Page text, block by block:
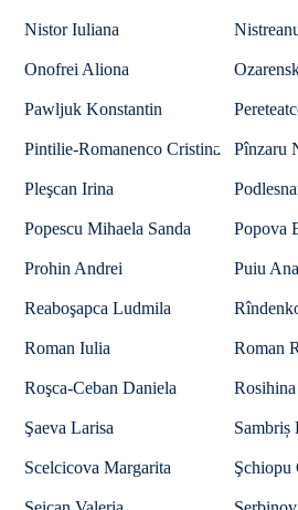
Nistor Iuliana
Onofrei Aliona
Pawljuk Konstantin
Pintilie-Romanenco Cristina Pînzaru
Pleşcan Irina
Popescu Mihaela Sanda Popova
Prohin Andrei Puiu
Reaboşapca Ludmila
Roman Iulia Roman
Roşca-Ceban Daniela
Şaeva Larisa Sambriș
Scelcicova Margarita Şchiopu